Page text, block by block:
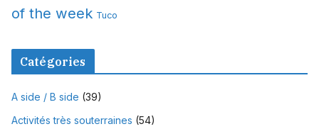
of the week Tuco
Catégories
A side / B side (39)
Activités très souterraines (54)